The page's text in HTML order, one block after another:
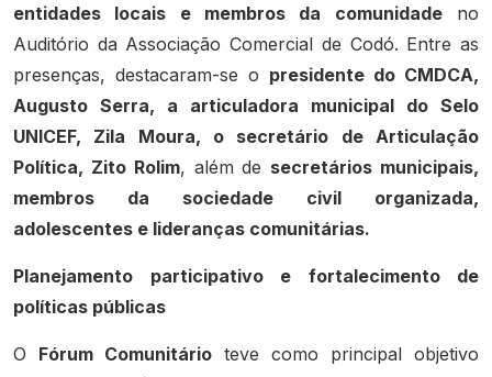
entidades locais e membros da comunidadeno
Auditório da Associação Comercial de Codó. Entre as
presenças, destacaram-se o presidente do CMDCA,
Augusto Serra, a articuladora municipal do Selo
UNICEF, Zila Moura, o secretário de Articulação
Política, Zito Rolim, além de secretários municipais,
membros da sociedade civil organizada,
adolescentes e lideranças comunitárias.
Planejamento participativo e fortalecimento de
políticas públicas
O Fórum Comunitário teve como principal objetivo